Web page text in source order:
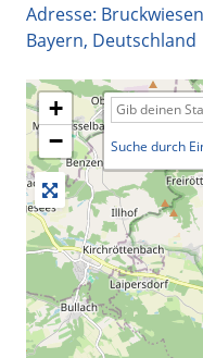
Adresse:
Bayern, Deutschland
+
−
Suche durch